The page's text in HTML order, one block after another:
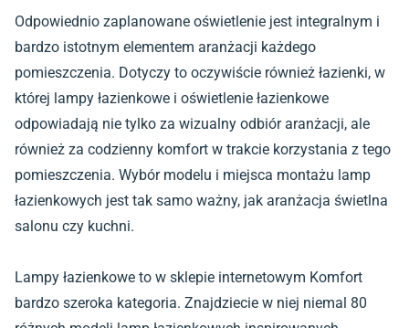
Odpowiednio zaplanowane oświetlenie jest integralnym i
bardzo istotnym elementem aranżacji każdego
pomieszczenia. Dotyczy to oczywiście również łazienki, w
której lampy łazienkowe i oświetlenie łazienkowe
odpowiadają nie tylko za wizualny odbiór aranżacji, ale
również za codzienny komfort w trakcie korzystania z tego
pomieszczenia. Wybór modelu i miejsca montażu lamp
łazienkowych jest tak samo ważny, jak aranżacja świetlna
salonu czy kuchni.
Lampy łazienkowe to w sklepie internetowym Komfort
bardzo szeroka kategoria. Znajdziecie w niej niemal 80